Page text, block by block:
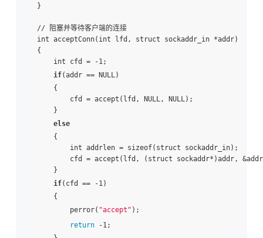
}
// 阻塞并等待客户端的连接
int acceptConn(int lfd, struct sockaddr_in *addr)
{
int cfd = -1;
if(addr == NULL)
{
cfd = accept(lfd, NULL, NULL);
}
else
{
int addrlen = sizeof(struct sockaddr_in);
cfd = accept(lfd, (struct sockaddr*)addr,
}
if(cfd == -1)
{
perror( "accept" );
return -1;